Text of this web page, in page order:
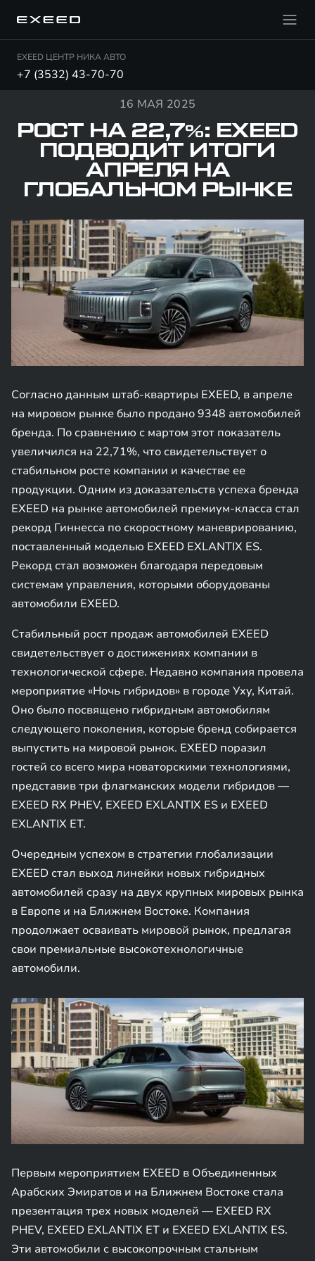
EXEED ЦЕНТР НИКА АВТО
+7 (3532) 43-70-70
16 МАЯ 2025
РОСТ НА 22,7%: EXEED
ПОДВОДИТ ИТОГИ
АПРЕЛЯ НА
ГЛОБАЛЬНОМ РЫНКЕ
Согласно данным штаб-квартиры EXEED, в апреле
на мировом рынке было продано 9348 автомобилей
бренда. По сравнению с мартом этот показатель
увеличился на 22,71%, что свидетельствует о
стабильном росте компании и качестве ее
продукции. Одним из доказательств успеха бренда
EXEED на рынке автомобилей премиум-класса стал
рекорд Гиннесса по скоростному маневрированию,
поставленный моделью EXEED EXLANTIX ES.
Рекорд стал возможен благодаря передовым
системам управления, которыми оборудованы
автомобили EXEED.
Стабильный рост продаж автомобилей EXEED
свидетельствует о достижениях компании в
технологической сфере. Недавно компания провела
мероприятие «Ночь гибридов» в городе Уху, Китай.
Оно было посвящено гибридным автомобилям
следующего поколения, которые бренд собирается
выпустить на мировой рынок. EXEED поразил
гостей со всего мира новаторскими технологиями,
представив три флагманских модели гибридов —
EXEED RX PHEV, EXEED EXLANTIX ES и EXEED
EXLANTIX ET.
Очередным успехом в стратегии глобализации
EXEED стал выход линейки новых гибридных
автомобилей сразу на двух крупных мировых рынка
в Европе и на Ближнем Востоке. Компания
продолжает осваивать мировой рынок, предлагая
свои премиальные высокотехнологичные
автомобили.
Первым мероприятием EXEED в Объединенных
Арабских Эмиратов и на Ближнем Востоке стала
презентация трех новых моделей — EXEED RX
PHEV, EXEED EXLANTIX ET и EXEED EXLANTIX ES.
Эти автомобили с высокопрочным стальным